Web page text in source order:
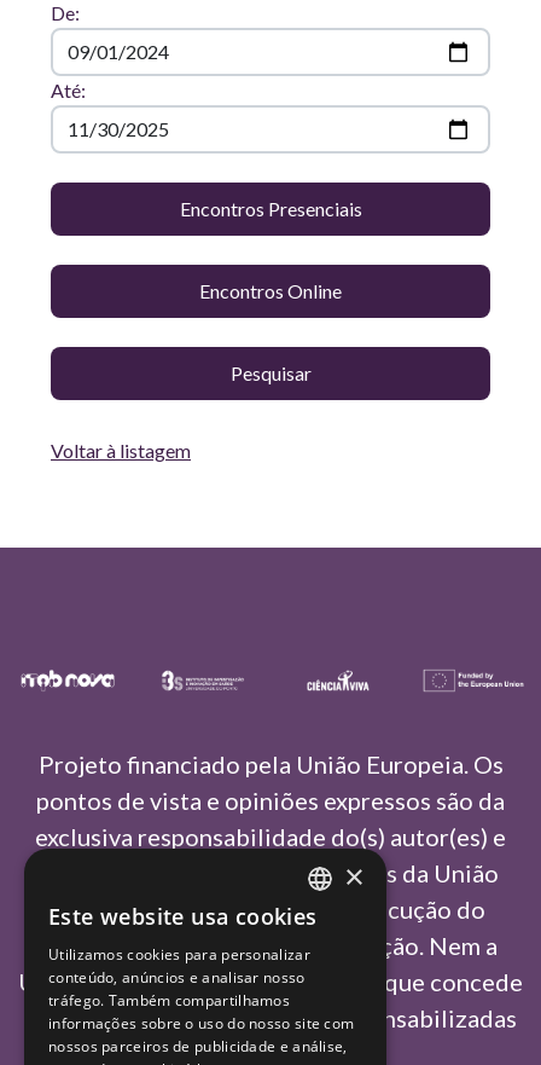
De:
Até:
Encontros Presenciais
Encontros Online
Voltar à listagem
Projeto financiado pela União Europeia. Os
pontos de vista e opiniões expressos são da
exclusiva responsabilidade do(s) autor(es) e
não refletem necessariamente as da União
Europeia ou da Agência de Execução do
Conselho Europeu de Investigação. Nem a
União Europeia nem a autoridade que concede
o financiamento podem ser responsabilizadas
por elas.
PORTUGUESE
ENGLISH
×
Este website usa cookies
Utilizamos cookies para personalizar
conteúdo, anúncios e analisar nosso
tráfego. Também compartilhamos
informações sobre o uso do nosso site com
nossos parceiros de publicidade e análise,